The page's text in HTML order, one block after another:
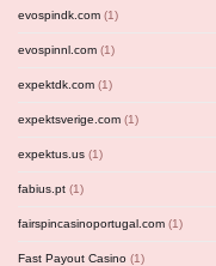
evospindk.com (1)
evospinnl.com (1)
expektdk.com (1)
expektsverige.com (1)
expektus.us (1)
fabius.pt (1)
fairspincasinoportugal.com (1)
Fast Payout Casino (1)